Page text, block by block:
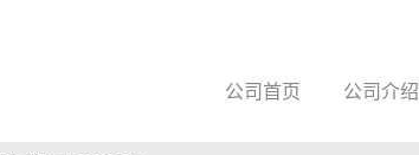
公司首页 公司介绍